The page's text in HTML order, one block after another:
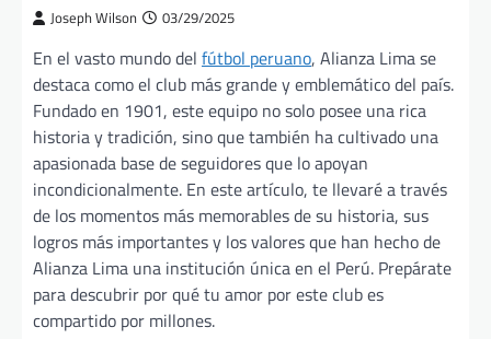
Joseph Wilson 03/29/2025
En el vasto mundo del fútbol peruano, Alianza Lima se
destaca como el club más grande y emblemático del país.
Fundado en 1901, este equipo no solo posee una rica
historia y tradición, sino que también ha cultivado una
apasionada base de seguidores que lo apoyan
incondicionalmente. En este artículo, te llevaré a través
de los momentos más memorables de su historia, sus
logros más importantes y los valores que han hecho de
Alianza Lima una institución única en el Perú. Prepárate
para descubrir por qué tu amor por este club es
compartido por millones.